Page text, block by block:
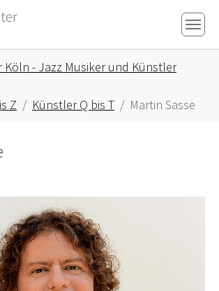
Köln - Jazz Musiker und Künstler
Z
Künstler Q bis T Martin Sasse
for: